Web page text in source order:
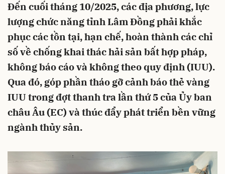
Đến cuối tháng 10/2025, các địa phương, lực
lượng chức năng tỉnh Lâm Đồng phải khắc
phục các tồn tại, hạn chế, hoàn thành các chỉ
số về chống khai thác hải sản bất hợp pháp,
không báo cáo và không theo quy định (IUU).
Qua đó, góp phần tháo gỡ cảnh báo thẻ vàng
IUU trong đợt thanh tra lần thứ 5 của Ủy ban
châu Âu (EC) và thúc đẩy phát triển bền vững
ngành thủy sản.
Hủy Gửi